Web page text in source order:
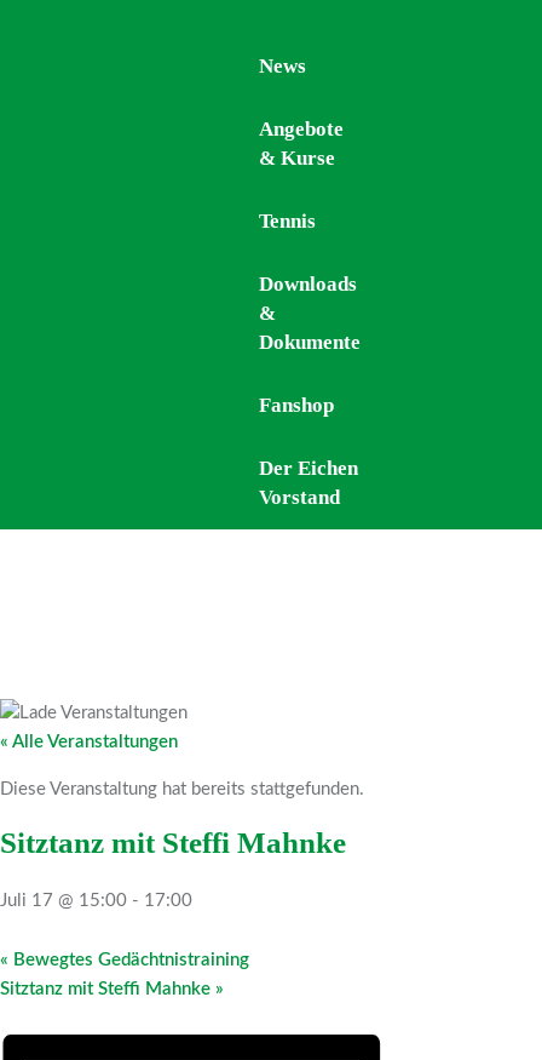
News
Angebote
& Kurse
Tennis
Downloads
&
Dokumente
Fanshop
Der Eichen
Vorstand
News
Angebote
& Kurse
Tennis
Downloads
&
Dokumente
Fanshop
Der Eichen
Vorstand
« Alle Veranstaltungen
Diese Veranstaltung hat bereits stattgefunden.
Sitztanz mit Steffi Mahnke
Juli 17 @ 15:00 - 17:00
« Bewegtes Gedächtnistraining
Sitztanz mit Steffi Mahnke »